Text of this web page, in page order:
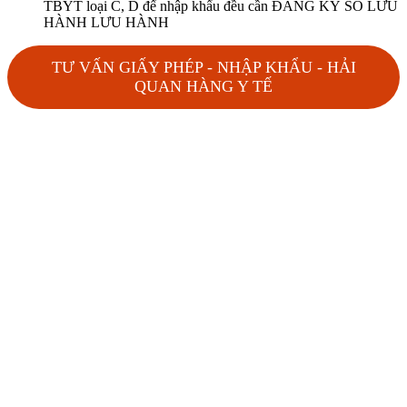
TBYT loại C, D để nhập khẩu đều cần ĐĂNG KÝ SỐ LƯU
HÀNH LƯU HÀNH
TƯ VẤN GIẤY PHÉP - NHẬP KHẨU - HẢI
QUAN HÀNG Y TẾ